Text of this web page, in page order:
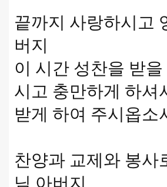
끝까지 사랑하시고
버지
이 시간 성찬을 받
시고 충만하게 하셔
받게 하여 주시옵소
찬양과 교제와 봉사
님 아버지.